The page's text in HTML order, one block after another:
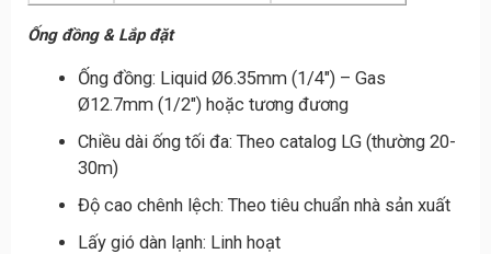
Ống đồng & Lắp đặt
Ống đồng: Liquid Ø6.35mm (1/4″) – Gas
Ø12.7mm (1/2″) hoặc tương đương
Chiều dài ống tối đa: Theo catalog LG (thường 20-
30m)
Độ cao chênh lệch: Theo tiêu chuẩn nhà sản xuất
Lấy gió dàn lạnh: Linh hoạt